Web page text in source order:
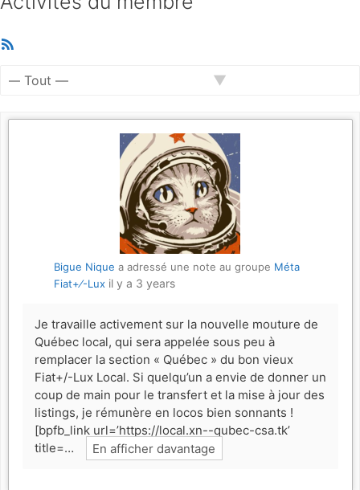
par
Bigue Nique a adressé une note au groupe Méta
Fiat+⁄-Lux il y a 3 years
Je travaille activement sur la nouvelle mouture de
Québec local, qui sera appelée sous peu à
remplacer la section « Québec » du bon vieux
Fiat+/-Lux Local. Si quelqu’un a envie de donner un
coup de main pour le transfert et la mise à jour des
listings, je rémunère en locos bien sonnants !
[bpfb_link url=’https://local.xn--qubec-csa.tk’
title=…
En afficher davantage